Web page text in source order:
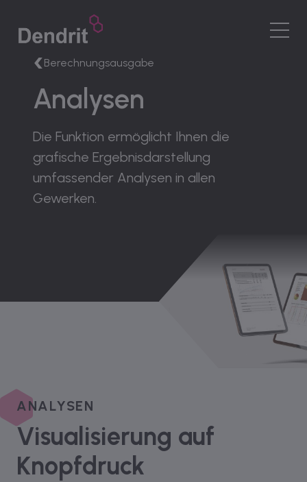
Software
Service
Unternehmen
Karriere
Kontakt
DE| DE Sprachwechsler
Berechnungsausgabe
Analysen
Die Funktion ermöglicht Ihnen die
grafische Ergebnisdarstellung
umfassender Analysen in allen
Gewerken.
ANALYSEN
Visualisierung auf
Knopfdruck